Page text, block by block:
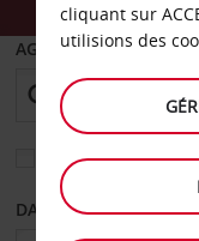
AGENCE DE DÉPART
Sélectionnez
DATE DE DÉPART
cliquant sur
utilisions des